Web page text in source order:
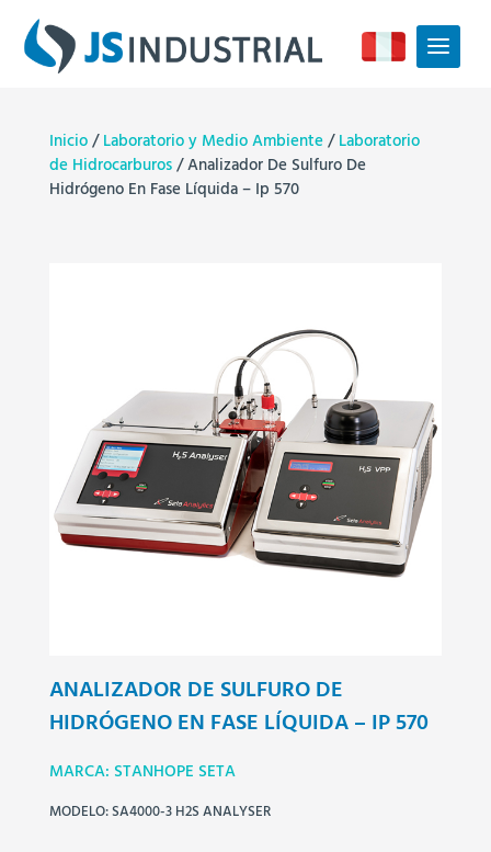
Inicio/Laboratorio y Medio Ambiente/Laboratorio
de Hidrocarburos/ Analizador De Sulfuro De
Hidrógeno En Fase Líquida – Ip 570
ANALIZADOR DE SULFURO DE
HIDRÓGENO EN FASE LÍQUIDA – IP 570
MARCA: STANHOPE SETA
MODELO: SA4000-3 H2S ANALYSER